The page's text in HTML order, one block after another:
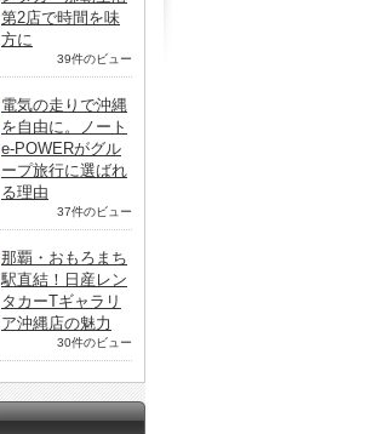
第2店で時間を味
方に
39件のビュー
電気の走りで沖縄
を自由に。ノート
e-POWERがグル
ープ旅行に選ばれ
る理由
37件のビュー
那覇・おもろまち
駅直結！日産レン
タカーTギャラリ
ア沖縄店の魅力
30件のビュー